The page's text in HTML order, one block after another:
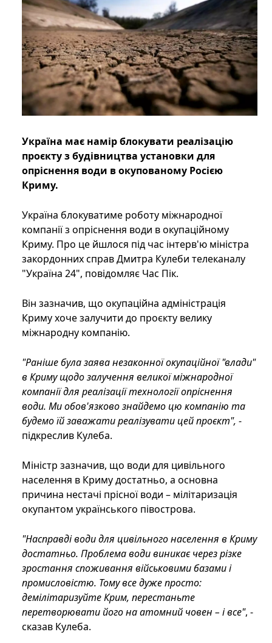
Україна має намір блокувати реалізацію
проєкту з будівництва установки для
опріснення води в окупованому Росією
Криму.
Україна блокуватиме роботу міжнародної
компанії з опріснення води в окупаційному
Криму. Про це йшлося під час інтерв'ю міністра
закордонних справ Дмитра Кулеби телеканалу
"Україна 24", повідомляє Час Пік.
Він зазначив, що окупаційна адміністрація
Криму хоче залучити до проєкту велику
міжнародну компанію.
"Раніше була заява незаконної окупаційної "влади"
в Криму щодо залучення великої міжнародної
компанії для реалізації технології опріснення
води. Ми обов'язково знайдемо цю компанію та
будемо їй заважати реалізувати цей проєкт", -
підкреслив Кулеба.
Міністр зазначив, що води для цивільного
населення в Криму достатньо, а основна
причина нестачі прісної води – мілітаризація
окупантом українського півострова.
"Насправді води для цивільного населення в Криму
достатньо. Проблема води виникає через різке
зростання споживання військовими базами і
промисловістю. Тому все дуже просто:
демілітаризуйте Крим, перестаньте
перетворювати його на атомний човен – і все", -
сказав Кулеба.